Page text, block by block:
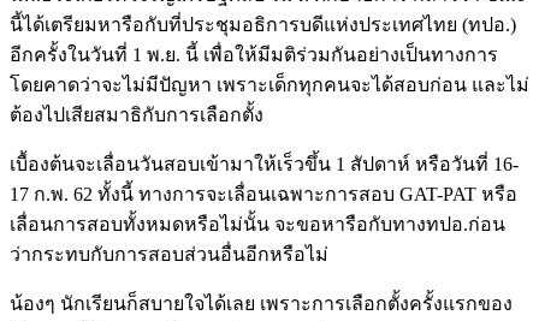
นี้ได้เตรียมหารือกับที่ประชุมอธิการบดีแห่งประเทศไทย (ทปอ.)
อีกครั้งในวันที่ 1 พ.ย. นี้ เพื่อให้มีมติร่วมกันอย่างเป็นทางการ
โดยคาดว่าจะไม่มีปัญหา เพราะเด็กทุกคนจะได้สอบก่อน และไม่
ต้องไปเสียสมาธิกับการเลือกตั้ง
เบื้องต้นจะเลื่อนวันสอบเข้ามาให้เร็วขึ้น 1 สัปดาห์ หรือวันที่ 16-
17 ก.พ. 62 ทั้งนี้ ทางการจะเลื่อนเฉพาะการสอบ GAT-PAT หรือ
เลื่อนการสอบทั้งหมดหรือไม่นั้น จะขอหารือกับทางทปอ.ก่อน
ว่ากระทบกับการสอบส่วนอื่นอีกหรือไม่
น้องๆ นักเรียนก็สบายใจได้เลย เพราะการเลือกตั้งครั้งแรกของ